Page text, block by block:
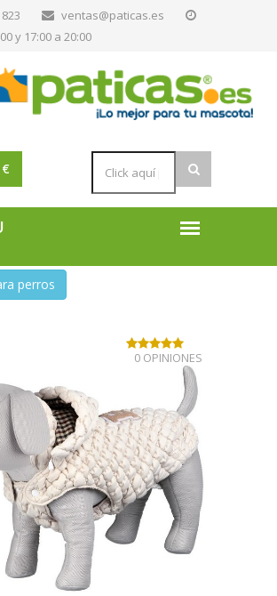
ventas@paticas.es
y 17:00 a 20:00
€
perros
0 OPINIONES